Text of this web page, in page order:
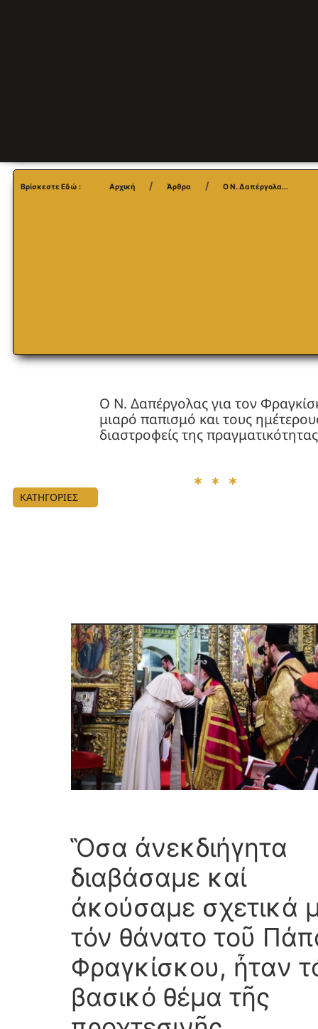
Βρίσκεστε Εδώ : Αρχική Άρθρα Ο Ν. Δαπέργολα...
ΚΑΤΗΓΟΡΙΕΣ
Ο Ν. Δαπέργολας για τον
μιαρό παπισμό και τους
διαστροφείς της
Ὃσα ἀνεκδιήγητα
διαβάσαμε καί
ἀκούσαμε σχετικά
τόν θάνατο τοῦ
Φραγκίσκου, ἦταν
βασικό θέμα τῆς